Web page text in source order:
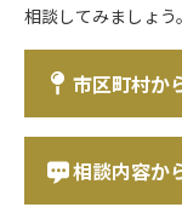
相談してみましょう。
市区町村か
相談内容か